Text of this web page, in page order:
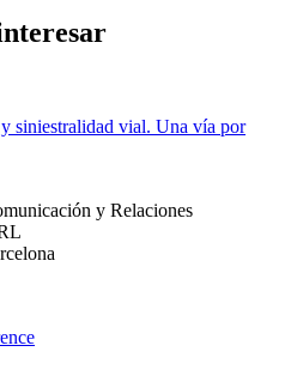
siniestralidad vial. Una vía por
y Relaciones